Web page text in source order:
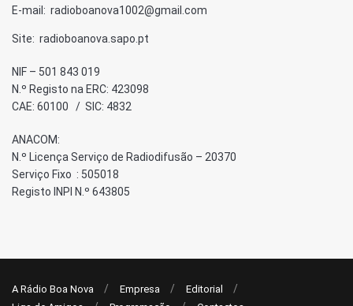
E-mail: radioboanova1002@gmail.com
Site: radioboanova.sapo.pt
NIF – 501 843 019
N.º Registo na ERC: 423098
CAE: 60100 / SIC: 4832
ANACOM:
N.º Licença Serviço de Radiodifusão – 20370
Serviço Fixo : 505018
Registo INPI N.º 643805
A Rádio Boa Nova Empresa
Editorial